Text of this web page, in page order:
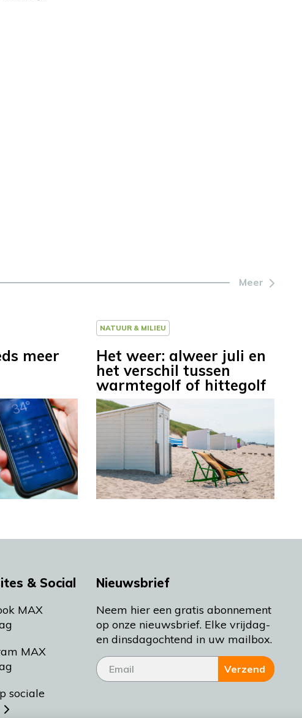
Meer
meer
NATUUR & MILIEU
Het weer: alweer juli en
het verschil tussen
warmtegolf of hittegolf
& Social
MAX
MAX
sociale
Nieuwsbrief
Neem hier een gratis abonnement
op onze nieuwsbrief. Elke vrijdag-
en dinsdagochtend in uw mailbox.
Verzend